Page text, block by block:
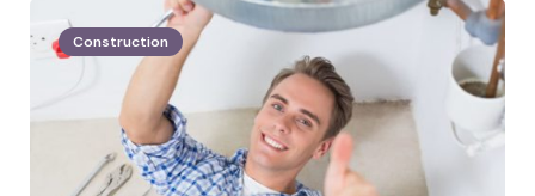
Construction